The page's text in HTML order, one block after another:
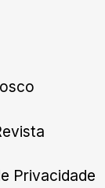
Privacidade